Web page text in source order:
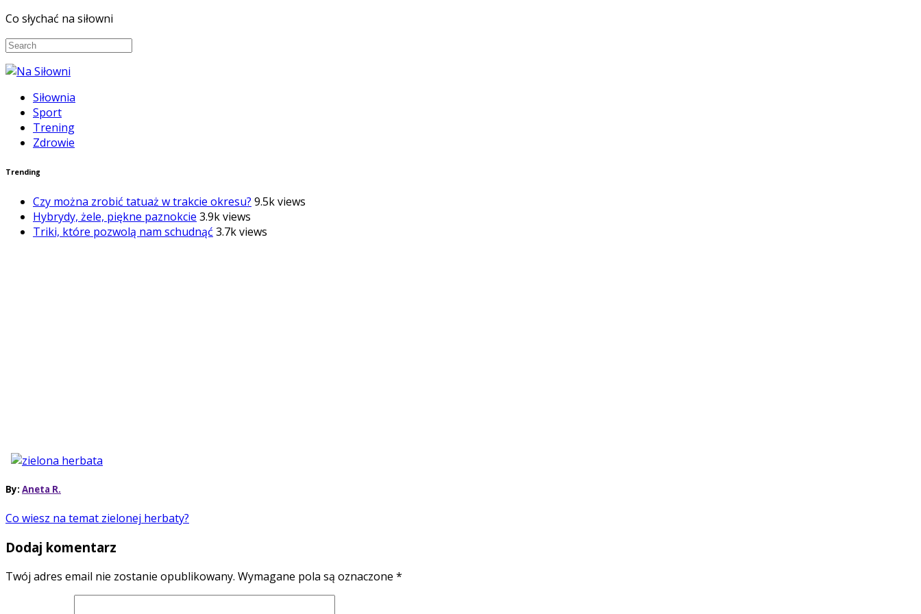
Co słychać na siłowni
Siłownia
Sport
Trening
Zdrowie
Trending
Czy można zrobić tatuaż w trakcie okresu? 9.5k views
Hybrydy, żele, piękne paznokcie 3.9k views
Triki, które pozwolą nam schudnąć 3.7k views
By: Aneta R.
Co wiesz na temat zielonej herbaty?
Dodaj komentarz
Twój adres email nie zostanie opublikowany. Wymagane pola są oznaczone *